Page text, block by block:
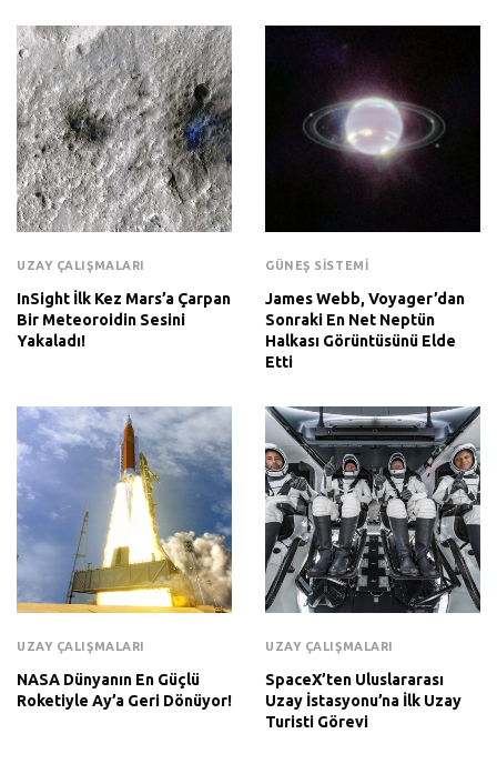
UZAY ÇALIŞMALARI
InSight İlk Kez Mars’a Çarpan
Bir Meteoroidin Sesini
Yakaladı!
GÜNEŞ SISTEMI
James Webb, Voyager’dan
Sonraki En Net Neptün
Halkası Görüntüsünü Elde
Etti
UZAY ÇALIŞMALARI
NASA Dünyanın En Güçlü
Roketiyle Ay’a Geri Dönüyor!
UZAY ÇALIŞMALARI
SpaceX’ten Uluslararası
Uzay İstasyonu’na İlk Uzay
Turisti Görevi